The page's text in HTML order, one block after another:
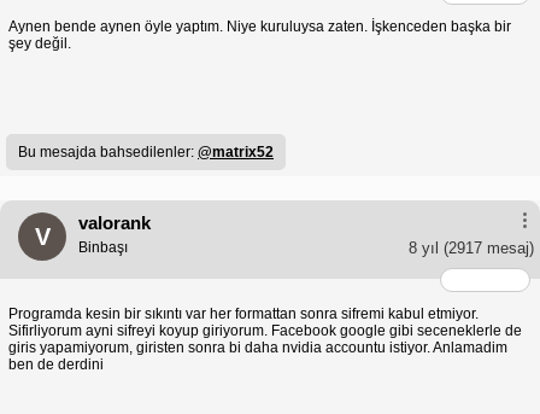
Aynen bende aynen öyle yaptım. Niye kuruluysa zaten. İşkenceden başka bir
şey değil.
Bu mesajda bahsedilenler: @matrix52
V
valorank
8 yıl (2917 mesaj)
Binbaşı
Programda kesin bir sıkıntı var her formattan sonra sifremi kabul etmiyor.
Sifirliyorum ayni sifreyi koyup giriyorum. Facebook google gibi seceneklerle de
giris yapamiyorum, giristen sonra bi daha nvidia accountu istiyor. Anlamadim
ben de derdini